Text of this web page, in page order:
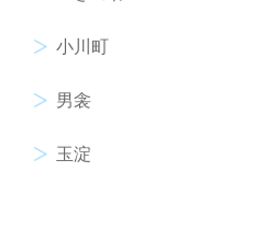
小川町
男衾
玉淀